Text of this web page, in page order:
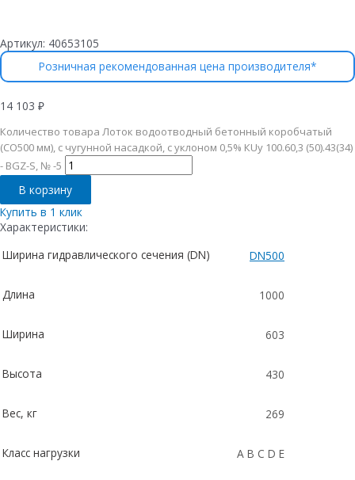
Артикул: 40653105
Розничная рекомендованная цена производителя*
14 103 ₽
Количество товара Лоток водоотводный бетонный коробчатый
(СО500 мм), с чугунной насадкой, с уклоном 0,5% КUу 100.60,3 (50).43(34)
- BGZ-S, № -5
В корзину
Купить в 1 клик
Характеристики:
Ширина гидравлического сечения (DN)
DN500
Длина 1000
Ширина 603
Высота 430
Вес, кг 269
Класс нагрузки A B C D E